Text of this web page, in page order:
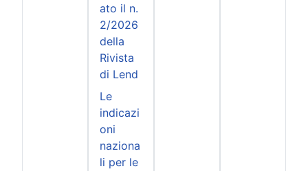
ato il n.
2/2026
della
Rivista
di Lend
Le
indicazi
oni
naziona
li per le